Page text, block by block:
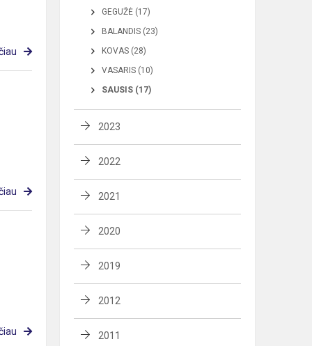
GEGUŽĖ (17)
BALANDIS (23)
KOVAS (28)
VASARIS (10)
SAUSIS (17)
2023
2022
2021
2020
2019
2012
2011